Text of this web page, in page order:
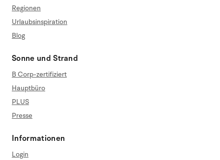
Regionen
Urlaubsinspiration
Blog
Sonne und Strand
B Corp-zertifiziert
Hauptbüro
PLUS
Presse
Informationen
Login